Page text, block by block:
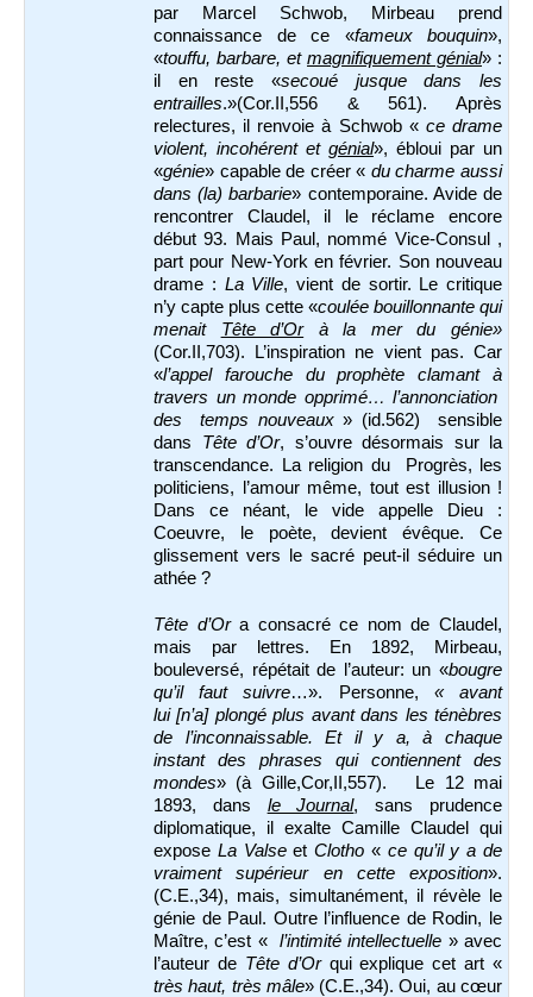
par Marcel Schwob, Mirbeau prend
connaissance de ce «fameux bouquin»,
«touffu, barbare, et magnifiquement génial» :
il en reste «secoué jusque dans les
entrailles.»(Cor.II,556 & 561). Après
relectures, il renvoie à Schwob « ce drame
violent, incohérent et génial», ébloui par un
«génie» capable de créer « du charme aussi
dans (la) barbarie» contemporaine. Avide de
rencontrer Claudel, il le réclame encore
début 93. Mais Paul, nommé Vice-Consul ,
part pour New-York en février. Son nouveau
drame : La Ville, vient de sortir. Le critique
n’y capte plus cette «coulée bouillonnante qui
menait Tête d’Orà la mer du génie»
(Cor.II,703). L’inspiration ne vient pas. Car
«l’appel farouche du prophète clamant à
travers un monde opprimé… l’annonciation
des temps nouveaux» (id.562) sensible
dans Tête d’Or, s’ouvre désormais sur la
transcendance. La religion du Progrès, les
politiciens, l’amour même, tout est illusion !
Dans ce néant, le vide appelle Dieu :
Coeuvre, le poète, devient évêque. Ce
glissement vers le sacré peut-il séduire un
athée ?
Tête d’Ora consacré ce nom de Claudel,
mais par lettres. En 1892, Mirbeau,
bouleversé, répétait de l’auteur: un «bougre
qu’il faut suivre…». Personne, « avant
lui [n’a] plongé plus avant dans les ténèbres
de l’inconnaissable. Et il y a, à chaque
instant des phrases qui contiennent des
mondes» (à Gille,Cor,II,557). Le 12 mai
1893, dans le Journal, sans prudence
diplomatique, il exalte Camille Claudel qui
expose La ValseetClotho « ce qu’il y a de
vraiment supérieur en cette exposition».
(C.E.,34), mais, simultanément, il révèle le
génie de Paul. Outre l’influence de Rodin, le
Maître, c’est «l’intimité intellectuelle » avec
l’auteur de Tête d’Orqui explique cet art «
très haut, très mâle» (C.E.,34). Oui, au cœur